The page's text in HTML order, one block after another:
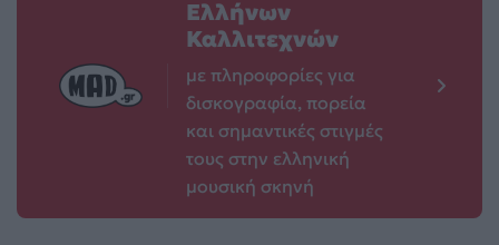
Ελλήνων
Καλλιτεχνών
με πληροφορίες για
δισκογραφία, πορεία
και σημαντικές στιγμές
τους στην ελληνική
μουσική σκηνή